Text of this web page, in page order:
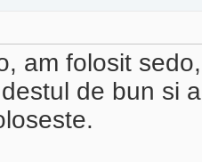
am folosit
de bun si